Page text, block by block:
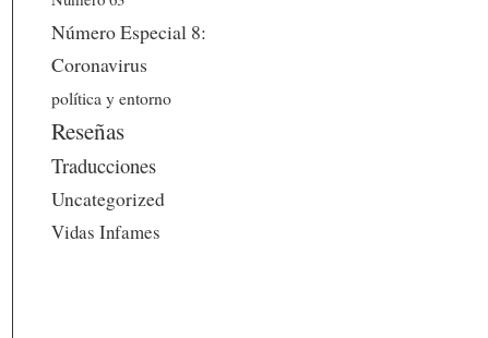
Número Especial 8:
Coronavirus
política y entorno
Reseñas
Traducciones
Uncategorized
Vidas Infames